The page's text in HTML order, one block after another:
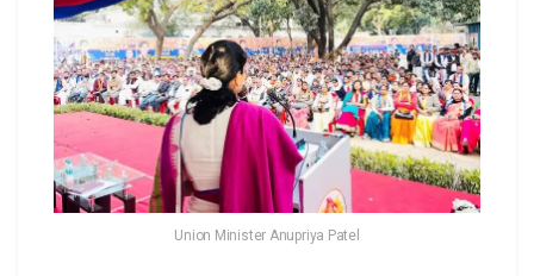
Union Minister Anupriya Patel